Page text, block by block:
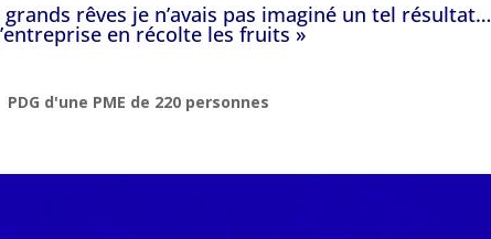
rêves je n’avais pas imaginé un tel résultat…
en récolte les fruits »
PDG d'une PME de 220 personnes